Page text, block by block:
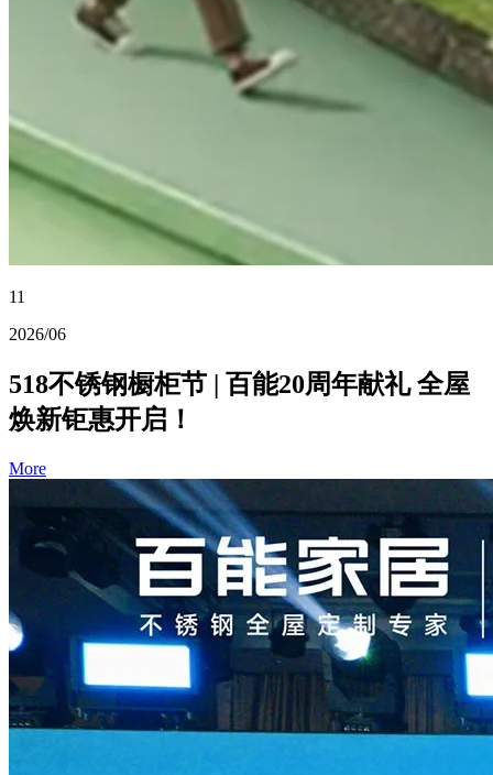
11
2026/06
518不锈钢橱柜节 | 百能20周年献礼 全屋
焕新钜惠开启！
More